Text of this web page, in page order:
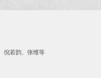
倪若韵、张维等